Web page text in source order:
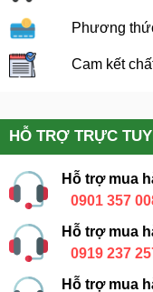
Phương
Cam kết
HỖ TRỢ TRỰC
Hỗ trợ mua
0901 357
Hỗ trợ mua
0919 237
Hỗ trợ mua